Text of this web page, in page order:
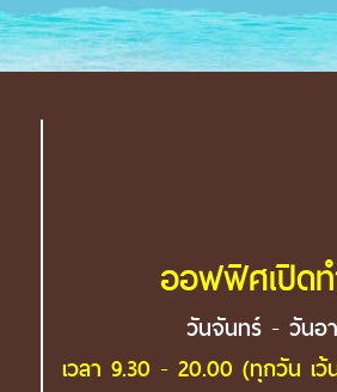
ออฟฟิศเปิด
วันจันทร์ - วันอ
เวลา 9.30 - 20.00 (ทุกวัน เ